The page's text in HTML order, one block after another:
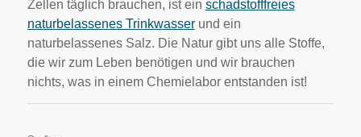
Zellen täglich brauchen, ist ein schadstofffreies
naturbelassenes Trinkwasserund ein
naturbelassenes Salz. Die Natur gibt uns alle Stoffe,
die wir zum Leben benötigen und wir brauchen
nichts, was in einem Chemielabor entstanden ist!